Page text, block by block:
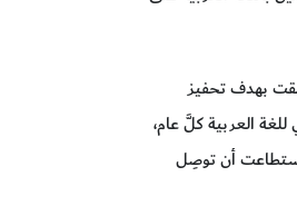
بهدف تحفيز
العربية كلَّ عام،
أن توصِل